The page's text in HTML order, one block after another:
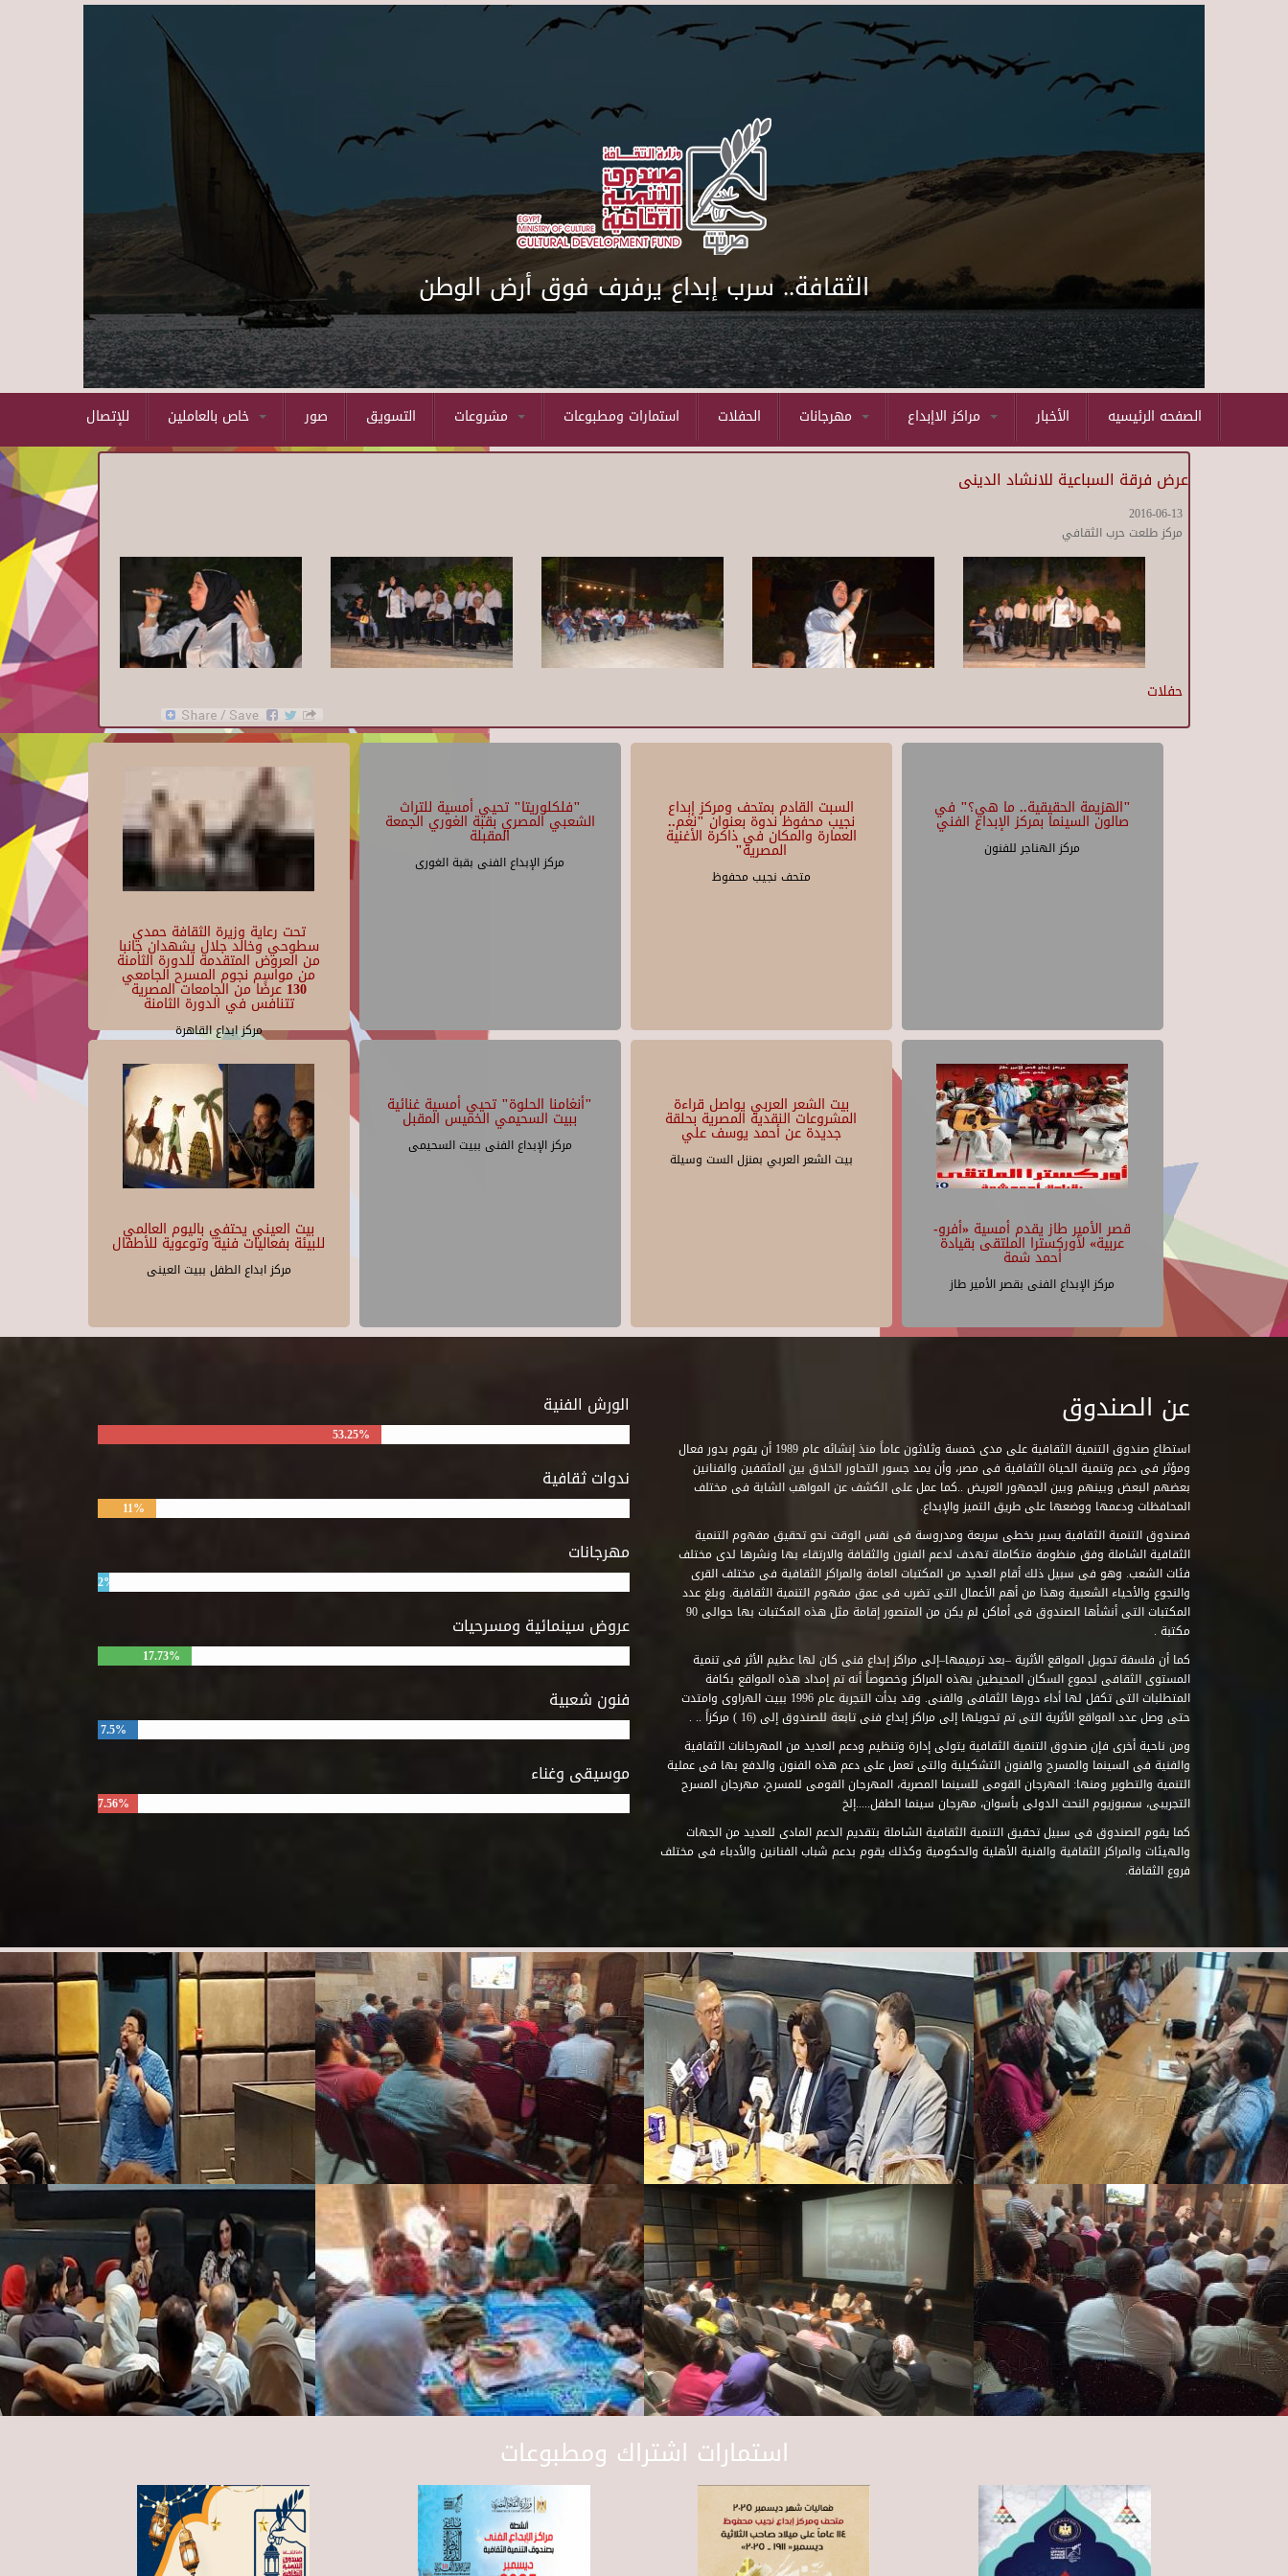
Skip to main content
الثقافة.. سرب إبداع يرفرف فوق أرض الوطن
للإتصال صور التسويق استمارات ومطبوعات الحفلات الأخبار الصفحه الرئيسيه
عرض فرقة السباعية للانشاد الدينى
2016-06-13
مركز طلعت حرب الثقافي
حفلات
تحت رعاية وزيرة الثقافة حمدي
سطوحي وخالد جلال يشهدان جانبا
من العروض المتقدمة للدورة الثامنة
من مواسم نجوم المسرح الجامعي
130 عرضًا من الجامعات المصرية
تتنافس في الدورة الثامنة
مركز ابداع القاهرة
"فلكلوريتا" تحيي أمسية للتراث
الشعبي المصري بقبة الغوري الجمعة
المقبلة
مركز الإبداع الفنى بقبة الغورى
السبت القادم بمتحف ومركز إبداع
نجيب محفوظ ندوة بعنوان "نغم..
العمارة والمكان في ذاكرة الأغنية
المصرية"
متحف نجيب محفوظ
"الهزيمة الحقيقية.. ما هي؟" في
صالون السينما بمركز الإبداع الفني
مركز الهناجر للفنون
بيت العيني يحتفي باليوم العالمي
للبيئة بفعاليات فنية وتوعوية للأطفال
مركز ابداع الطفل ببيت العينى
"أنغامنا الحلوة" تحيي أمسية غنائية
ببيت السحيمي الخميس المقبل
مركز الإبداع الفنى ببيت السحيمى
بيت الشعر العربي يواصل قراءة
المشروعات النقدية المصرية بحلقة
جديدة عن أحمد يوسف علي
بيت الشعر العربي بمنزل الست وسيلة
قصر الأمير طاز يقدم أمسية «أفرو-
عربية» لأوركسترا الملتقى بقيادة
أحمد شمة
مركز الإبداع الفنى بقصر الأمير طاز
الورش الفنية
53.25%
ندوات ثقافية
11%
مهرجانات
2%
عروض سينمائية ومسرحيات
17.73%
فنون شعبية
7.5%
موسيقى وغناء
7.56%
عن الصندوق
استطاع صندوق التنمية الثقافية على مدى خمسة وثلاثون عاماً منذ إنشائه عام 1989 أن يقوم بدور فعال
ومؤثر فى دعم وتنمية الحياة الثقافية فى مصر، وأن يمد جسور التحاور الخلاق بين المثقفين والفنانين
بعضهم البعض وبينهم وبين الجمهور العريض ..كما عمل على الكشف عن المواهب الشابة فى مختلف
المحافظات ودعمها ووضعها على طريق التميز والإبداع.
فصندوق التنمية الثقافية يسير بخطى سريعة ومدروسة فى نفس الوقت نحو تحقيق مفهوم التنمية
الثقافية الشاملة وفق منظومة متكاملة تهدف لدعم الفنون والثقافة والارتقاء بها ونشرها لدى مختلف
فئات الشعب. وهو فى سبيل ذلك أقام العديد من المكتبات العامة والمراكز الثقافية فى مختلف القرى
والنجوع والأحياء الشعبية وهذا من أهم الأعمال التى تضرب فى عمق مفهوم التنمية الثقافية. وبلغ عدد
المكتبات التى أنشأها الصندوق فى أماكن لم يكن من المتصور إقامة مثل هذه المكتبات بها حوالى 90
مكتبة .
كما أن فلسفة تحويل المواقع الأثرية –بعد ترميمها–إلى مراكز إبداع فنى كان لها عظيم الأثر فى تنمية
المستوى الثقافى لجموع السكان المحيطين بهذه المراكز وخصوصاً أنه تم إمداد هذه المواقع بكافة
المتطلبات التى تكفل لها أداء دورها الثقافى والفنى. وقد بدأت التجربة عام 1996 ببيت الهراوى وامتدت
حتى وصل عدد المواقع الأثرية التى تم تحويلها إلى مراكز إبداع فنى تابعة للصندوق إلى (16 ) مركزاً .. .
ومن ناحية أخرى فإن صندوق التنمية الثقافية يتولى إدارة وتنظيم ودعم العديد من المهرجانات الثقافية
والفنية فى السينما والمسرح والفنون التشكيلية والتى تعمل على دعم هذه الفنون والدفع بها فى عملية
التنمية والتطوير ومنها: المهرجان القومى للسينما المصرية، المهرجان القومى للمسرح، مهرجان المسرح
التجريبى، سمبوزيوم النحت الدولى بأسوان، مهرجان سينما الطفل.....إلخ
كما يقوم الصندوق فى سبيل تحقيق التنمية الثقافية الشاملة بتقديم الدعم المادى للعديد من الجهات
والهيئات والمراكز الثقافية والفنية الأهلية والحكومية وكذلك يقوم بدعم شباب الفنانين والأدباء فى مختلف
فروع الثقافة.
استمارات اشتراك ومطبوعات